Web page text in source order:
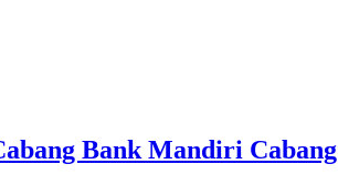
Bank Mandiri Cabang